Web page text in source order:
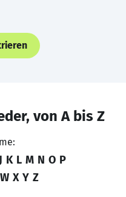
von A bis Z
J K L M N O P
W X Y Z